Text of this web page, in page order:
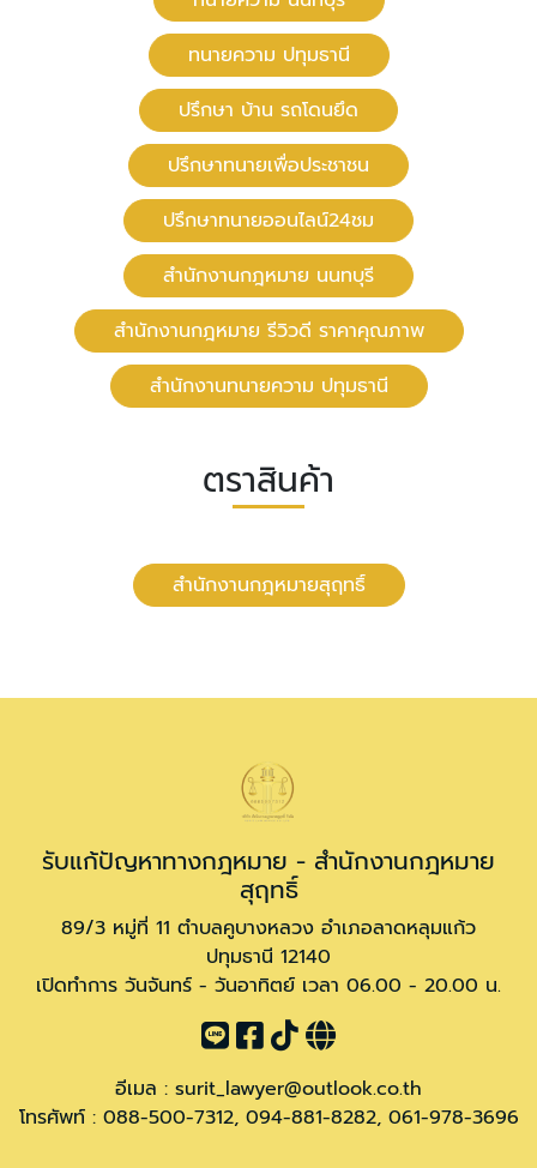
ทนายความ ปทุมธานี
ปรึกษา บ้าน รถโดนยึด
ปรึกษาทนายเพื่อประชาชน
ปรึกษาทนายออนไลน์24ชม
สํานักงานกฎหมาย นนทบุรี
สำนักงานกฎหมาย รีวิวดี ราคาคุณภาพ
สำนักงานทนายความ ปทุมธานี
ตราสินค้า
สำนักงานกฎหมายสุฤทธิ์
รับแก้ปัญหาทางกฎหมาย - สำนักงานกฎหมาย
สุฤทธิ์
89/3 หมู่ที่ 11 ตำบลคูบางหลวง อำเภอลาดหลุมแก้ว
ปทุมธานี 12140
เปิดทำการ วันจันทร์ - วันอาทิตย์ เวลา 06.00 - 20.00 น.
อีเมล : surit_lawyer@outlook.co.th
โทรศัพท์ : 088-500-7312, 094-881-8282, 061-978-3696